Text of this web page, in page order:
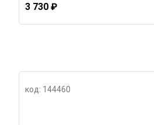
3 730 ₽
код: 144460